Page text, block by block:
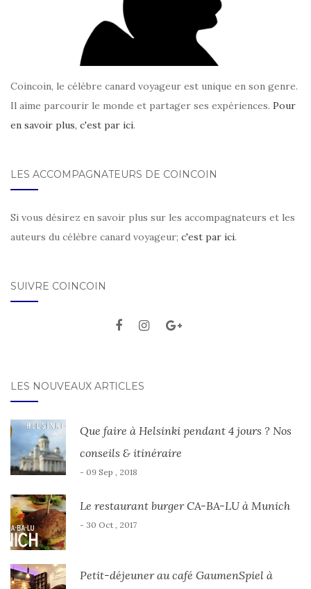
Coincoin, le célèbre canard voyageur est unique en son genre.
Il aime parcourir le monde et partager ses expériences. Pour
en savoir plus, c'est par ici.
LES ACCOMPAGNATEURS DE COINCOIN
Si vous désirez en savoir plus sur les accompagnateurs et les
auteurs du célèbre canard voyageur; c'est par ici.
SUIVRE COINCOIN
LES NOUVEAUX ARTICLES
Que faire à Helsinki pendant 4 jours ? Nos
conseils & itinéraire
- 09 Sep , 2018
Le restaurant burger CA-BA-LU à Munich
- 30 Oct , 2017
Petit-déjeuner au café GaumenSpiel à